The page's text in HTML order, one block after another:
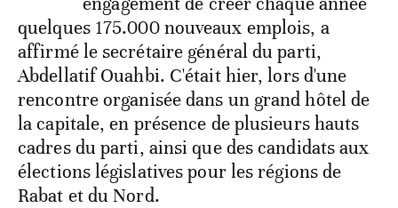
quelques 175.000 nouveaux emplois, a
affirmé le secrétaire général du parti,
Abdellatif Ouahbi. C'était hier, lors d'une
rencontre organisée dans un grand hôtel de
la capitale, en présence de plusieurs hauts
cadres du parti, ainsi que des candidats aux
élections législatives pour les régions de
Rabat et du Nord.